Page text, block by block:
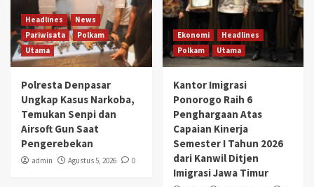
Headlines
News
Pariwisata
Polkam
Utama
Polresta Denpasar
Ungkap Kasus Narkoba,
Temukan Senpi dan
Airsoft Gun Saat
Pengerebekan
admin Agustus 5, 2026 0
Ekonomi
Headlines
Polkam
Utama
Kantor Imigrasi
Ponorogo Raih 6
Penghargaan Atas
Capaian Kinerja
Semester I Tahun 2026
dari Kanwil Ditjen
Imigrasi Jawa Timur